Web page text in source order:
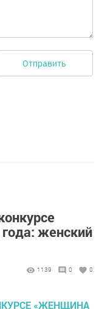
Отправить
женский
1139 0 0